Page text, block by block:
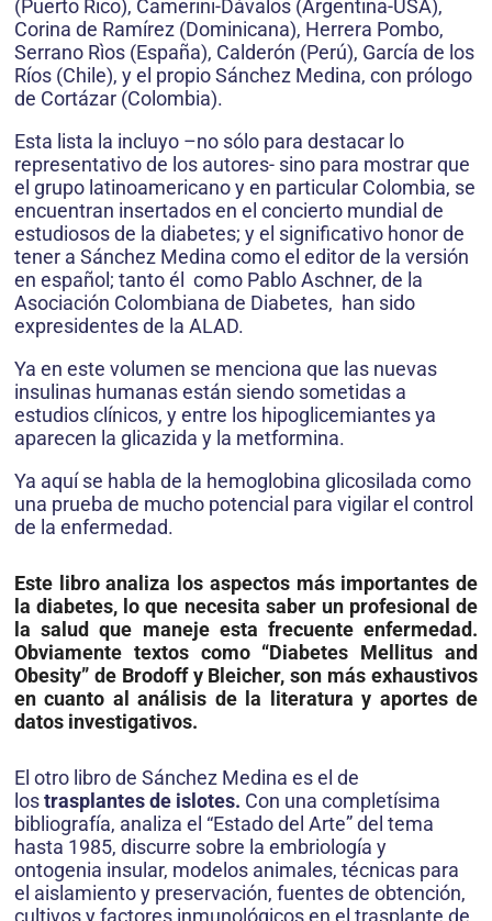
(Puerto Rico), Camerini-Dàvalos (Argentina-USA),
Corina de Ramírez (Dominicana), Herrera Pombo,
Serrano Rìos (España), Calderón (Perú), García de los
Ríos (Chile), y el propio Sánchez Medina, con prólogo
de Cortázar (Colombia).
Esta lista la incluyo –no sólo para destacar lo
representativo de los autores- sino para mostrar que
el grupo latinoamericano y en particular Colombia, se
encuentran insertados en el concierto mundial de
estudiosos de la diabetes; y el significativo honor de
tener a Sánchez Medina como el editor de la versión
en español; tanto él como Pablo Aschner, de la
Asociación Colombiana de Diabetes, han sido
expresidentes de la ALAD.
Ya en este volumen se menciona que las nuevas
insulinas humanas están siendo sometidas a
estudios clínicos, y entre los hipoglicemiantes ya
aparecen la glicazida y la metformina.
Ya aquí se habla de la hemoglobina glicosilada como
una prueba de mucho potencial para vigilar el control
de la enfermedad.
Este libro analiza los aspectos más importantes de
la diabetes, lo que necesita saber un profesional de
la salud que maneje esta frecuente enfermedad.
Obviamente textos como “Diabetes Mellitus and
Obesity” de Brodoff y Bleicher, son más exhaustivos
en cuanto al análisis de la literatura y aportes de
datos investigativos.
El otro libro de Sánchez Medina es el de
lostrasplantes de islotes. Con una completísima
bibliografía, analiza el “Estado del Arte” del tema
hasta 1985, discurre sobre la embriología y
ontogenia insular, modelos animales, técnicas para
el aislamiento y preservación, fuentes de obtención,
cultivos y factores inmunológicos en el trasplante de